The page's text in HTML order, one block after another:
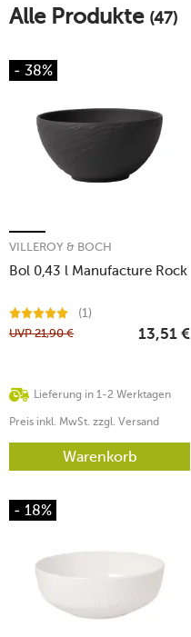
Alle Produkte (47)
- 38%
Bol 0,43 l Manufacture Rock
VILLEROY & BOCH
(1)
Lieferung in 1-2 Werktagen
UVP21,90 € 13,51 €
Preis inkl. MwSt. zzgl. Versand
Warenkorb
- 18%